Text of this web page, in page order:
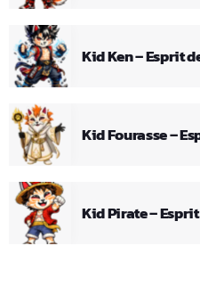
Kid Ken – Esprit
Kid Fourasse –
Kid Pirate –